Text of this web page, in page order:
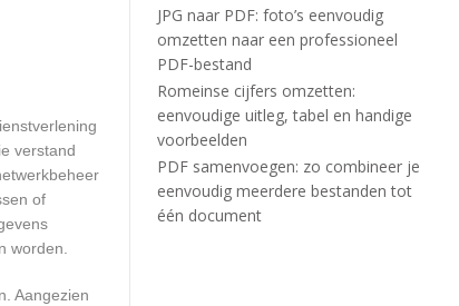
verstand
of
worden.
Aangezien
JPG naar PDF: foto’s eenvoudig
omzetten naar een professioneel
PDF-bestand
Romeinse cijfers omzetten:
eenvoudige uitleg, tabel en handige
voorbeelden
PDF samenvoegen: zo combineer je
eenvoudig meerdere bestanden tot
één document